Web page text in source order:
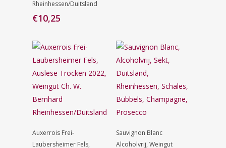
Rheinhessen/Duitsland
€10,25
Lees Verder
Auxerrois Frei-
Laubersheimer Fels,
Toevoegen
Aan
Winkelwagen
Sauvignon Blanc
Alcoholvrij, Weingut